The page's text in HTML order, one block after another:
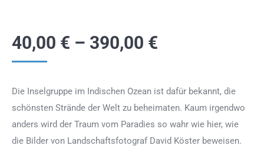
40,00 € – 390,00 €
Die Inselgruppe im Indischen Ozean ist dafür bekannt, die
schönsten Strände der Welt zu beheimaten. Kaum irgendwo
anders wird der Traum vom Paradies so wahr wie hier, wie
die Bilder von Landschaftsfotograf David Köster beweisen.